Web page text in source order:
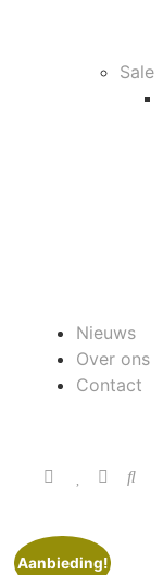
Sale
Nieuws
Over ons
Contact
Aanbieding!